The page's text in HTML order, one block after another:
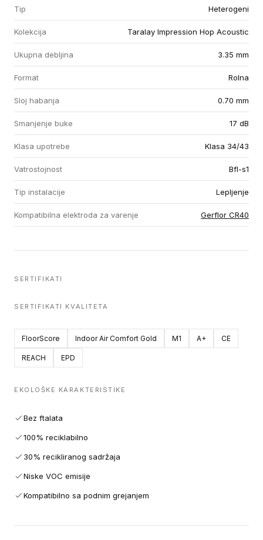
Tip Heterogeni
Kolekcija Taralay Impression Hop Acoustic
Ukupna debljina 3.35 mm
Format Rolna
Sloj habanja 0.70 mm
Smanjenje buke 17 dB
Klasa upotrebe Klasa 34/43
Vatrostojnost Bfl-s1
Tip instalacije Lepljenje
Kompatibilna elektroda za varenje Gerflor CR40
SERTIFIKATI
SERTIFIKATI KVALITETA
FloorScore Indoor Air Comfort Gold M1 A+ CE
REACH EPD
EKOLOŠKE KARAKTERISTIKE
Bez ftalata
100% reciklabilno
30% recikliranog sadržaja
Niske VOC emisije
Kompatibilno sa podnim grejanjem